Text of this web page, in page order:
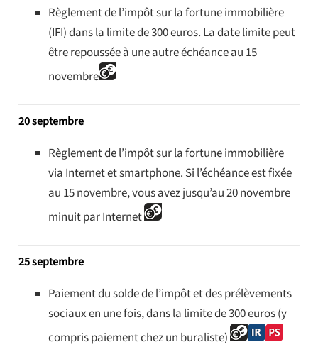
Règlement de l’impôt sur la fortune immobilière
(IFI) dans la limite de 300 euros. La date limite peut
être repoussée à une autre échéance au 15
novembre
20 septembre
Règlement de l’impôt sur la fortune immobilière
via Internet et smartphone. Si l’échéance est fixée
au 15 novembre, vous avez jusqu’au 20 novembre
minuit par Internet
25 septembre
Paiement du solde de l’impôt et des prélèvements
sociaux en une fois, dans la limite de 300 euros (y
compris paiement chez un buraliste)